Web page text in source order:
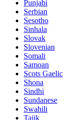
Punjabi
Serbian
Sesotho
Sinhala
Slovak
Slovenian
Somali
Samoan
Scots Gaelic
Shona
Sindhi
Sundanese
Swahili
Tajik